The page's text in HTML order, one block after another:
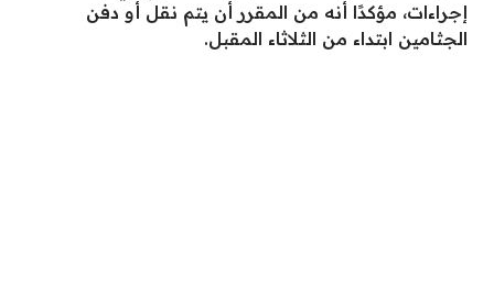
إجراءات، مؤكدًا أنه من المقرر أن يتم نقل أو دفن
الجثامين ابتداء من الثلاثاء المقبل.